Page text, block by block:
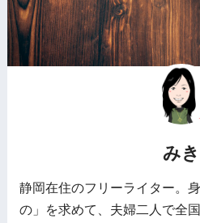
みき
静岡在住のフリーライター。
の」を求めて、夫婦二人で全